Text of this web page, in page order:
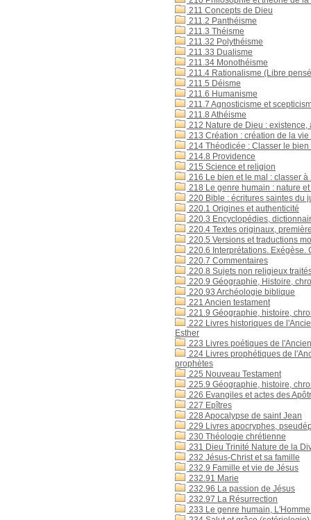
211 Concepts de Dieu
211.2 Panthéisme
211.3 Théisme
211.32 Polythéisme
211.33 Dualisme
211.34 Monothéisme
211.4 Rationalisme (Libre
211.5 Déisme
211.6 Humanisme
211.7 Agnosticisme et
211.8 Athéisme
212 Nature de Dieu : existence,
213 Création : création de la
214 Théodicée : Classer le bien
214.8 Providence
215 Science et religion
216 Le bien et le mal : classer à
218 Le genre humain : nature
220 Bible : écritures saintes du
220.1 Origines et authenticité
220.3 Encyclopédies,
220.4 Textes originaux,
220.5 Versions et traductions
220.6 Interprétations. Exégèse.
220.7 Commentaires
220.8 Sujets non religieux
220.9 Géographie, Histoire,
220.93 Archéologie biblique
221 Ancien testament
221.9 Géographie, histoire,
222 Livres historiques de
Esther
223 Livres poétiques de
224 Livres prophétiques de
prophètes
225 Nouveau Testament
225.9 Géographie, histoire,
226 Evangiles et actes des
227 Epîtres
228 Apocalypse de saint Jean
229 Livres apocryphes,
230 Théologie chrétienne
231 Dieu Trinité Nature de la
232 Jésus-Christ et sa famille
232.9 Famille et vie de Jésus
232.91 Marie
232.96 La passion de Jésus
232.97 La Résurrection
233 Le genre humain,